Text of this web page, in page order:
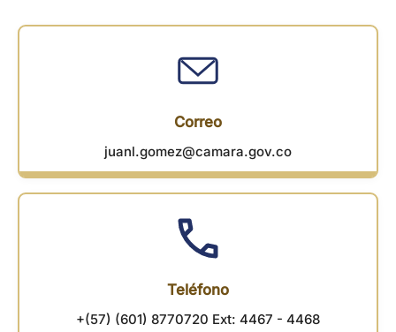
Correo
juanl.gomez@camara.gov.co
Teléfono
+(57) (601) 8770720 Ext: 4467 - 4468